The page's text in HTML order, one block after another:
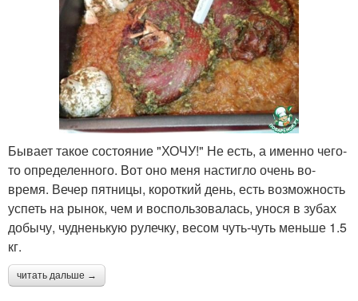
Бывает такое состояние "ХОЧУ!" Не есть, а именно чего-
то определенного. Вот оно меня настигло очень во-
время. Вечер пятницы, короткий день, есть возможность
успеть на рынок, чем и воспользовалась, унося в зубах
добычу, чудненькую рулечку, весом чуть-чуть меньше 1.5
кг.
читать дальше →